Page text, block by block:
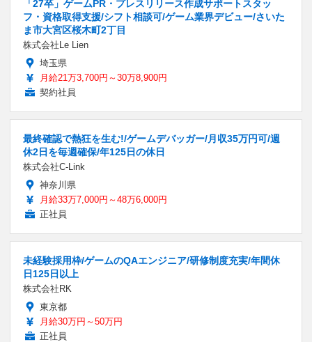
「27卒」ゲームPR・プレスリリース作成サポートスタッ
フ・資格取得支援/シフト相談可/ゲーム業界デビュー/さいた
ま市大宮区桜木町2丁目
株式会社Le Lien
埼玉県
月給21万3,700円～30万8,900円
契約社員
最終確認で熱狂を生む!/ゲームデバッガー/月収35万円可/週
休2日を毎週確保/年125日の休日
株式会社C-Link
神奈川県
月給33万7,000円～48万6,000円
正社員
未経験採用枠/ゲームのQAエンジニア/研修制度充実/年間休
日125日以上
株式会社RK
東京都
月給30万円～50万円
正社員